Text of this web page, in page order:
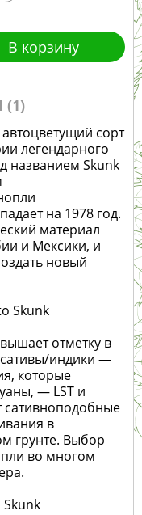
В корзину
сорт
легендарного
названием Skunk
на 1978 год.
материал
и Мексики, и
новый
Skunk
отметку в
индики —
которые
— LST и
сативноподобные
в
грунте. Выбор
во многом
Skunk